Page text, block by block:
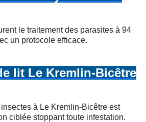
le traitement des parasites à 94
un protocole efficace.
lit Le Kremlin-Bicêtre
à Le Kremlin-Bicêtre est
ciblée stoppant toute infestation.